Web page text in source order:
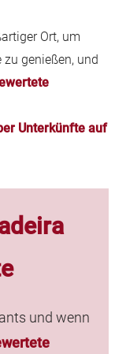
Ort, um
genießen, und
Unterkünfte auf
und wenn